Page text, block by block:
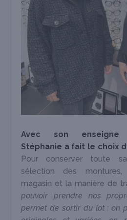
Avec son enseigne
Stéphanie a fait le choix
Pour conserver toute
sélection des montures,
magasin et la manière de
pouvoir prendre nos
permet de sortir du lot : on